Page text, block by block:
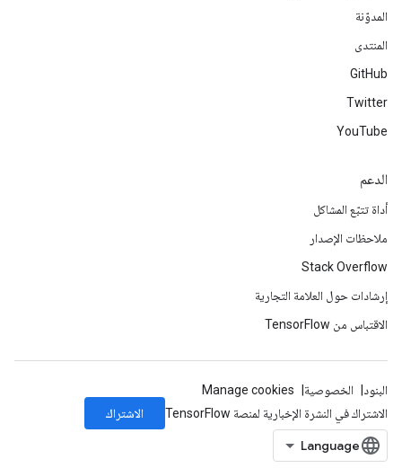
المدوّنة
المنتدى
GitHub
Twitter
YouTube
الدعم
أداة تتبّع المشاكل
ملاحظات الإصدار
Stack Overflow
إرشادات حول العلامة التجارية
الاقتباس من TensorFlow
البنود الخصوصية
Manage cookies
الاشتراك في النشرة الإخبارية لمنصة TensorFlow
الاشتراك